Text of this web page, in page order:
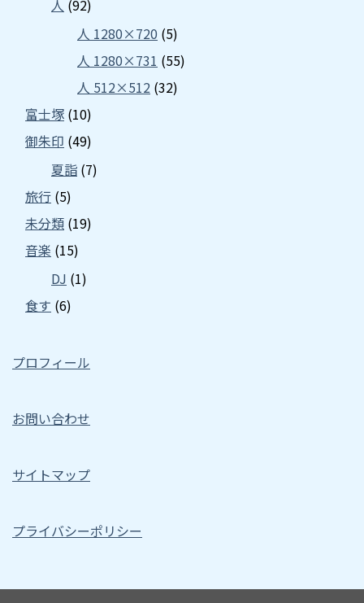
人 (92)
人 1280×720 (5)
人 1280×731 (55)
人 512×512 (32)
富士塚 (10)
御朱印 (49)
夏詣 (7)
旅行 (5)
未分類 (19)
音楽 (15)
DJ (1)
食す (6)
プロフィール
お問い合わせ
サイトマップ
プライバシーポリシー